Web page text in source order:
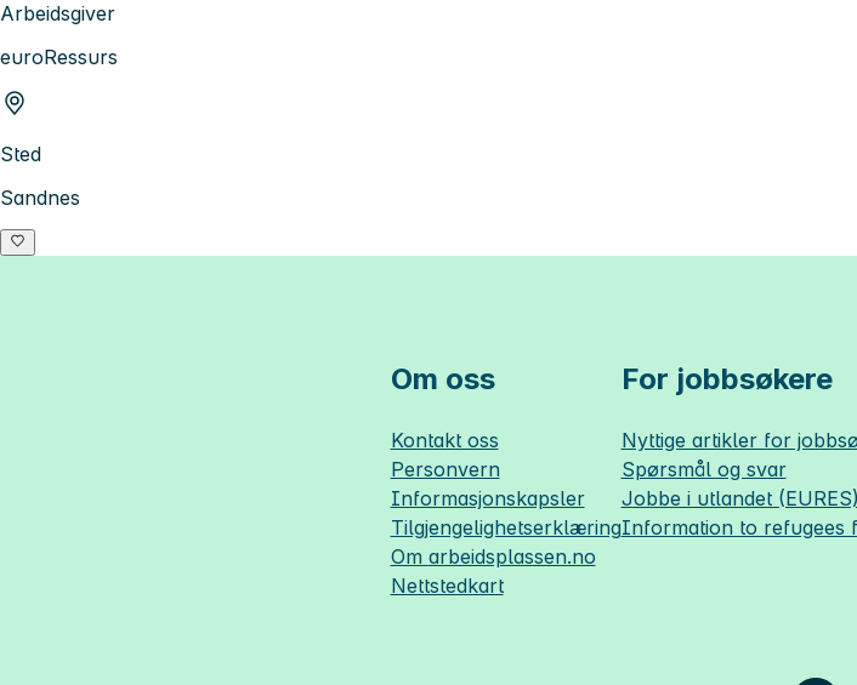
Arbeidsgiver
euroRessurs
Sted
Sandnes
Om oss
Kontakt oss
Personvern
Informasjonskapsler
Tilgjengelighetserklæring
Om arbeidsplassen.no
Nettstedkart
For jobbsøkere
Nyttige artikler for
Spørsmål og svar
Jobbe i utlandet (EURES)
Information to refugees